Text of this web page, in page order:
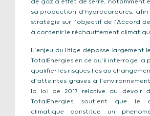
de gaz à effet de serre, notamment
sa production d’hydrocarbures, afin
stratégie sur l’objectif de l’Accord
à contenir le réchauffement
L’enjeu du litige dépasse largement
TotalEnergies en ce qu’il interroge la
qualifier les risques liés au
d’atteintes graves à
la loi de 2017 relative au devoir
TotalEnergies soutient que le
climatique constitue un